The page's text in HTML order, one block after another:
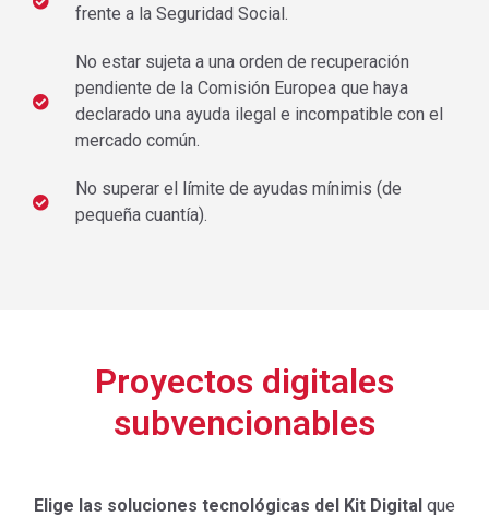
frente a la Seguridad Social.
No estar sujeta a una orden de recuperación
pendiente de la Comisión Europea que haya
declarado una ayuda ilegal e incompatible con el
mercado común.
No superar el límite de ayudas mínimis (de
pequeña cuantía).
Proyectos digitales
subvencionables
Elige las soluciones tecnológicas del Kit Digital que